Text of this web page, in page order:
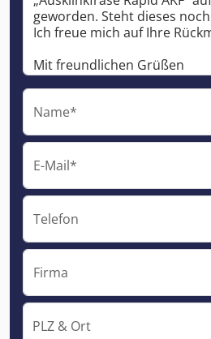
Name*
E-Mail*
Telefon
Firma
PLZ & Ort